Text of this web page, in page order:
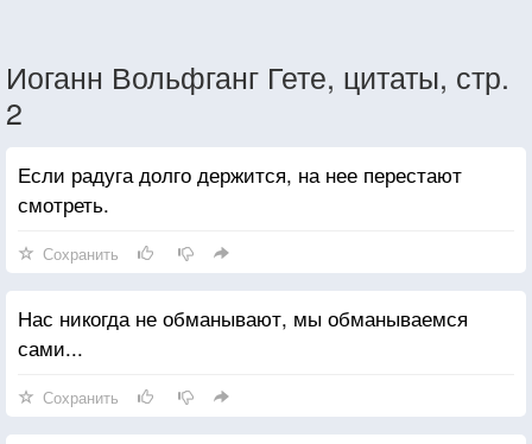
Иоганн Вольфганг Гете, цитаты, стр.
2
Если радуга долго держится, на нее перестают
смотреть.
Сохранить
Нас никогда не обманывают, мы обманываемся
сами...
Сохранить